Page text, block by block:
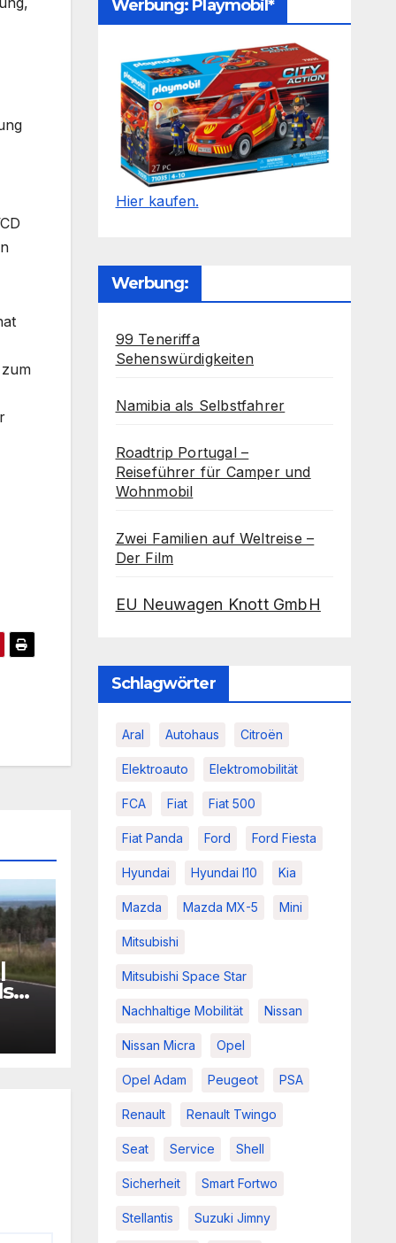
Werbung: Playmobil*
Hier kaufen.
Werbung:
99 Teneriffa
Sehenswürdigkeiten
Namibia als Selbstfahrer
Roadtrip Portugal –
Reiseführer für Camper und
Wohnmobil
Zwei Familien auf Weltreise –
Der Film
EU Neuwagen Knott GmbH
Schlagwörter
Aral Autohaus Citroën
Elektroauto Elektromobilität
FCA Fiat Fiat 500
Fiat Panda Ford Ford Fiesta
Hyundai Hyundai I10 Kia
Mazda Mazda MX-5 Mini
Mitsubishi
Mitsubishi Space Star
Nachhaltige Mobilität Nissan
Nissan Micra Opel
Opel Adam Peugeot PSA
Renault Renault Twingo
Seat Service Shell
Sicherheit Smart Fortwo
Stellantis Suzuki Jimny